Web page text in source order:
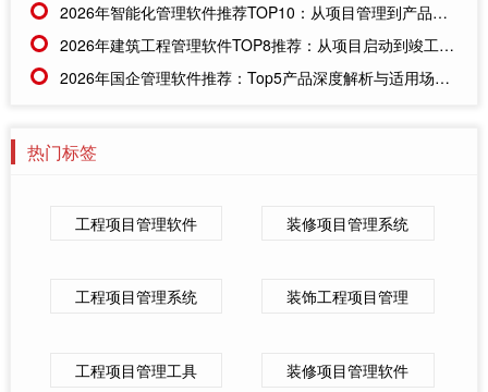
2026年智能化管理软件推荐TOP10：从项目管理到产品研发的全领域深度解析
2026年建筑工程管理软件TOP8推荐：从项目启动到竣工交付的全流程评测
2026年国企管理软件推荐：Top5产品深度解析与适用场景全透视
热门标签
工程项目管理软件 装修项目管理系统
工程项目管理系统 装饰工程项目管理
工程项目管理工具 装修项目管理软件